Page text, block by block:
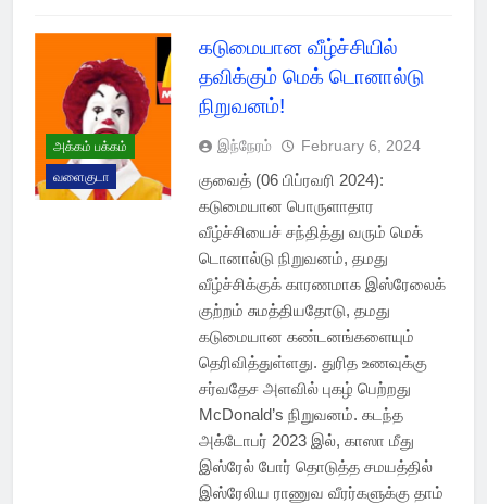
அக்கம் பக்கம்
வளைகுடா
கடுமையான வீழ்ச்சியில்
தவிக்கும் மெக் டொனால்டு
நிறுவனம்!
இந்நேரம் February 6, 2024
குவைத் (06 பிப்ரவரி 2024):
கடுமையான பொருளாதார
வீழ்ச்சியைச் சந்தித்து வரும் மெக்
டொனால்டு நிறுவனம், தமது
வீழ்ச்சிக்குக் காரணமாக இஸ்ரேலைக்
குற்றம் சுமத்தியதோடு, தமது
கடுமையான கண்டனங்களையும்
தெரிவித்துள்ளது. துரித உணவுக்கு
சர்வதேச அளவில் புகழ் பெற்றது
McDonald’s நிறுவனம். கடந்த
அக்டோபர் 2023 இல், காஸா மீது
இஸ்ரேல் போர் தொடுத்த சமயத்தில்
இஸ்ரேலிய ராணுவ வீரர்களுக்கு தாம்